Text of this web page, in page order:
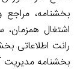
بخشنامه، مراجع
اشتغال همزمان،
رانت اطلاعاتی
بخشنامه مدیریت